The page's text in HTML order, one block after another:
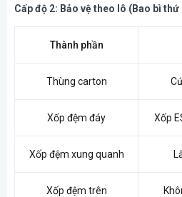
Cấp độ 2: Bảo vệ theo lô (Bao bì thứ
Thành phần
Thùng carton
Xốp đệm đáy Xốp
Xốp đệm xung quanh
Xốp đệm trên